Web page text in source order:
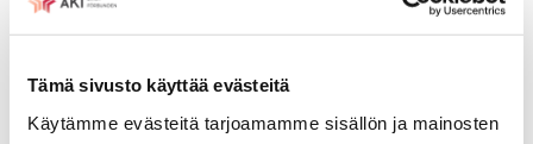
Tämä sivusto käyttää evästeitä
Käytämme evästeitä tarjoamamme sisällön ja mainosten
Liitto on mukana järjestämässä valtakunnallisia
Kanttoripäiviä, joista päävastuun kantaa